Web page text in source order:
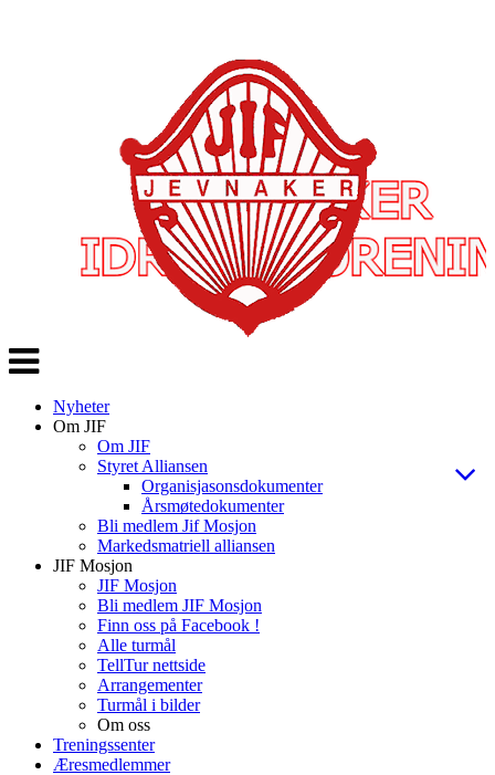
Veksle
navigasjon
Nyheter
Om JIF
Om JIF
Styret Alliansen
Organisjasonsdokumenter
Årsmøtedokumenter
Bli medlem Jif Mosjon
Markedsmatriell alliansen
JIF Mosjon
JIF Mosjon
Bli medlem JIF Mosjon
Finn oss på Facebook !
Alle turmål
TellTur nettside
Arrangementer
Turmål i bilder
Om oss
Treningssenter
Æresmedlemmer